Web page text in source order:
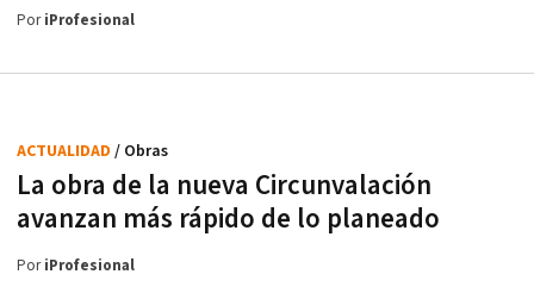
PoriProfesional
La obra de la nueva Circunvalación
avanzan más rápido de lo planeado
ACTUALIDAD / Obras
PoriProfesional